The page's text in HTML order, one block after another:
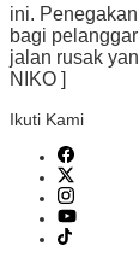
ini.
bagi
jalan rusak
NIKO ]
Ikuti Kami